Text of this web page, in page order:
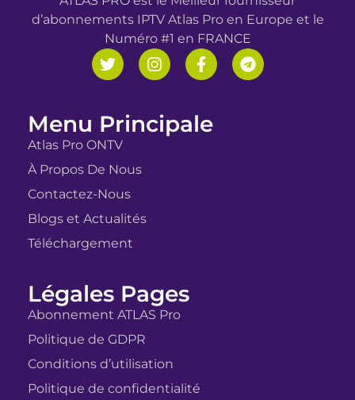
d’abonnements IPTV Atlas Pro en Europe et le
Numéro #1 en FRANCE
Menu Principale
Atlas Pro ONTV
À Propos De Nous
Contactez-Nous
Blogs et Actualités
Téléchargement
Légales Pages
Abonnement ATLAS Pro
Politique de GDPR
Conditions d’utilisation
Politique de confidentialité